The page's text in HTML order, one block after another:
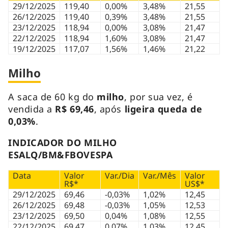
29/12/2025
119,40 0,00% 3,48%
21,55
26/12/2025
119,40 0,39% 3,48%
21,55
23/12/2025
118,94 0,00% 3,08%
21,47
22/12/2025
118,94 1,60% 3,08%
21,47
19/12/2025
117,07 1,56% 1,46% 21,22
Milho
A saca de 60 kg do milho, por sua vez, é
vendida a R$ 69,46, após ligeira queda de
0,03%.
INDICADOR DO MILHO
ESALQ/BM&FBOVESPA
Data Valor
R$*
Var./Dia Var./Mês Valor
US$*
29/12/2025
69,46 -0,03% 1,02%
12,45
26/12/2025
69,48 -0,03% 1,05%
12,53
23/12/2025
69,50 0,04% 1,08%
12,55